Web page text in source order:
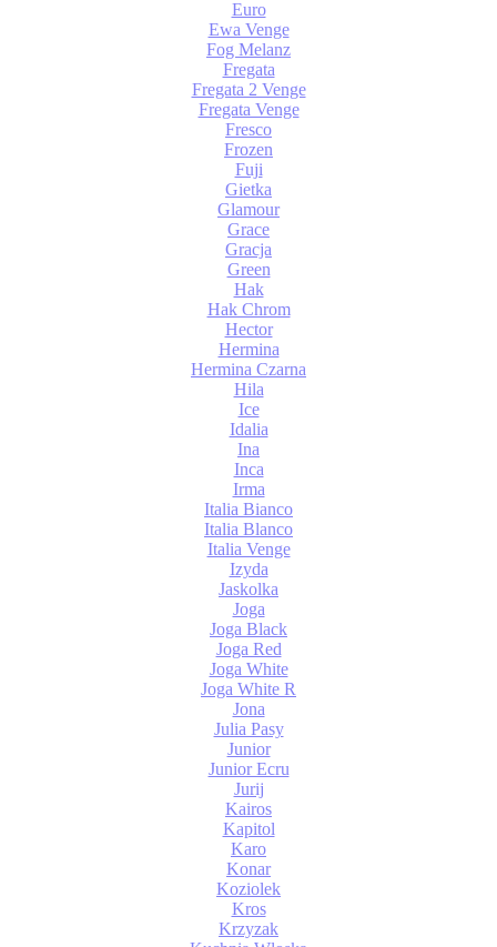
Euro
Ewa Venge
Fog Melanz
Fregata
Fregata 2 Venge
Fregata Venge
Fresco
Frozen
Fuji
Gietka
Glamour
Grace
Gracja
Green
Hak
Hak Chrom
Hector
Hermina
Hermina Czarna
Hila
Ice
Idalia
Ina
Inca
Irma
Italia Bianco
Italia Blanco
Italia Venge
Izyda
Jaskolka
Joga
Joga Black
Joga Red
Joga White
Joga White R
Jona
Julia Pasy
Junior
Junior Ecru
Jurij
Kairos
Kapitol
Karo
Konar
Koziolek
Kros
Krzyzak